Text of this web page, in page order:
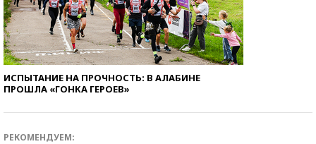
ИСПЫТАНИЕ НА ПРОЧНОСТЬ: В АЛАБИНЕ
ПРОШЛА «ГОНКА ГЕРОЕВ»
РЕКОМЕНДУЕМ: